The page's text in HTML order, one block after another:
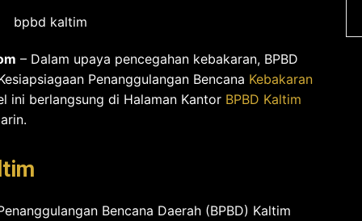
– Dalam upaya pencegahan kebakaran, BPBD
Penanggulangan Bencana Kebakaran
ini berlangsung di Halaman Kantor BPBD Kaltim
Bencana Daerah (BPBD) Kaltim